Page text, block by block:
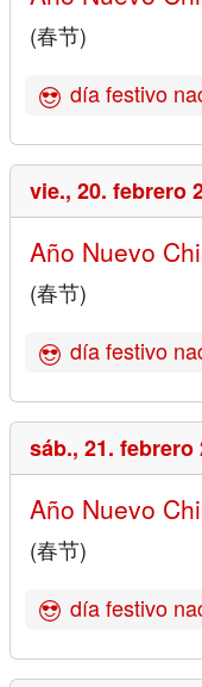
(春节)
día festivo
vie., 20. febrero
Año Nuevo
(春节)
día festivo
sáb., 21. febrero
Año Nuevo
(春节)
día festivo